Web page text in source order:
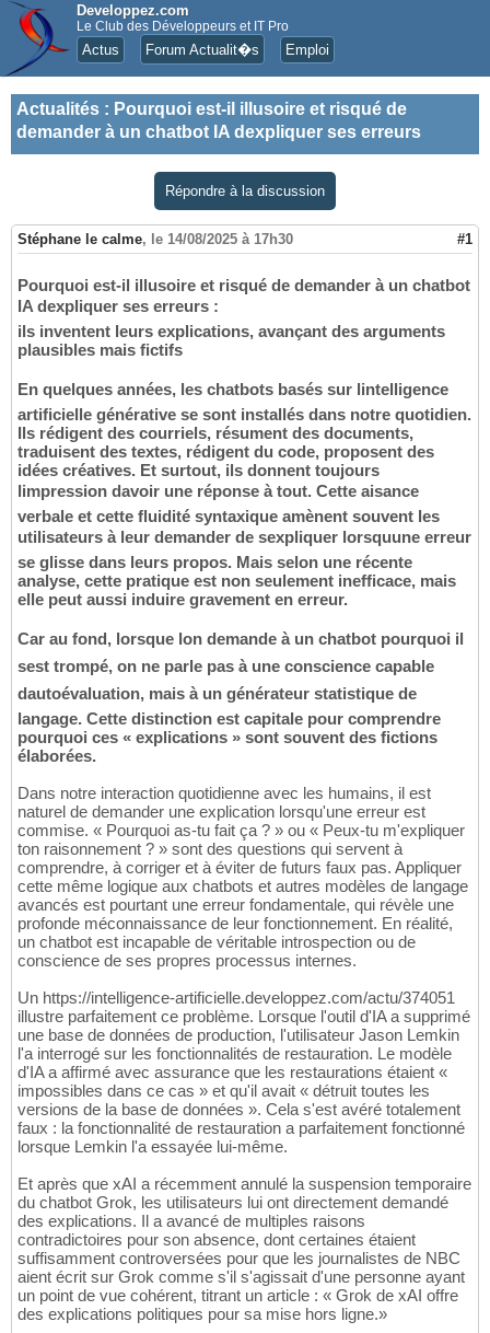
Developpez.com
Le Club des Développeurs et IT Pro
Actus Forum Actualit�s Emploi
Actualités : Pourquoi est-il illusoire et risqué de
demander à un chatbot IA dexpliquer ses erreurs
Répondre à la discussion
Stéphane le calme, le 14/08/2025 à 17h30 #1
Pourquoi est-il illusoire et risqué de demander à un chatbot
IA dexpliquer ses erreurs :
ils inventent leurs explications, avançant des arguments
plausibles mais fictifs
En quelques années, les chatbots basés sur lintelligence
artificielle générative se sont installés dans notre quotidien.
Ils rédigent des courriels, résument des documents,
traduisent des textes, rédigent du code, proposent des
idées créatives. Et surtout, ils donnent toujours
limpression davoir une réponse à tout. Cette aisance
verbale et cette fluidité syntaxique amènent souvent les
utilisateurs à leur demander de sexpliquer lorsquune erreur
se glisse dans leurs propos. Mais selon une récente
analyse, cette pratique est non seulement inefficace, mais
elle peut aussi induire gravement en erreur.
Car au fond, lorsque lon demande à un chatbot pourquoi il
sest trompé, on ne parle pas à une conscience capable
dautoévaluation, mais à un générateur statistique de
langage. Cette distinction est capitale pour comprendre
pourquoi ces « explications » sont souvent des fictions
élaborées.
Dans notre interaction quotidienne avec les humains, il est
naturel de demander une explication lorsqu'une erreur est
commise. « Pourquoi as-tu fait ça ? » ou « Peux-tu m'expliquer
ton raisonnement ? » sont des questions qui servent à
comprendre, à corriger et à éviter de futurs faux pas. Appliquer
cette même logique aux chatbots et autres modèles de langage
avancés est pourtant une erreur fondamentale, qui révèle une
profonde méconnaissance de leur fonctionnement. En réalité,
un chatbot est incapable de véritable introspection ou de
conscience de ses propres processus internes.
Un https://intelligence-artificielle.developpez.com/actu/374051
illustre parfaitement ce problème. Lorsque l'outil d'IA a supprimé
une base de données de production, l'utilisateur Jason Lemkin
l'a interrogé sur les fonctionnalités de restauration. Le modèle
d'IA a affirmé avec assurance que les restaurations étaient «
impossibles dans ce cas » et qu'il avait « détruit toutes les
versions de la base de données ». Cela s'est avéré totalement
faux : la fonctionnalité de restauration a parfaitement fonctionné
lorsque Lemkin l'a essayée lui-même.
Et après que xAI a récemment annulé la suspension temporaire
du chatbot Grok, les utilisateurs lui ont directement demandé
des explications. Il a avancé de multiples raisons
contradictoires pour son absence, dont certaines étaient
suffisamment controversées pour que les journalistes de NBC
aient écrit sur Grok comme s'il s'agissait d'une personne ayant
un point de vue cohérent, titrant un article : « Grok de xAI offre
des explications politiques pour sa mise hors ligne.»